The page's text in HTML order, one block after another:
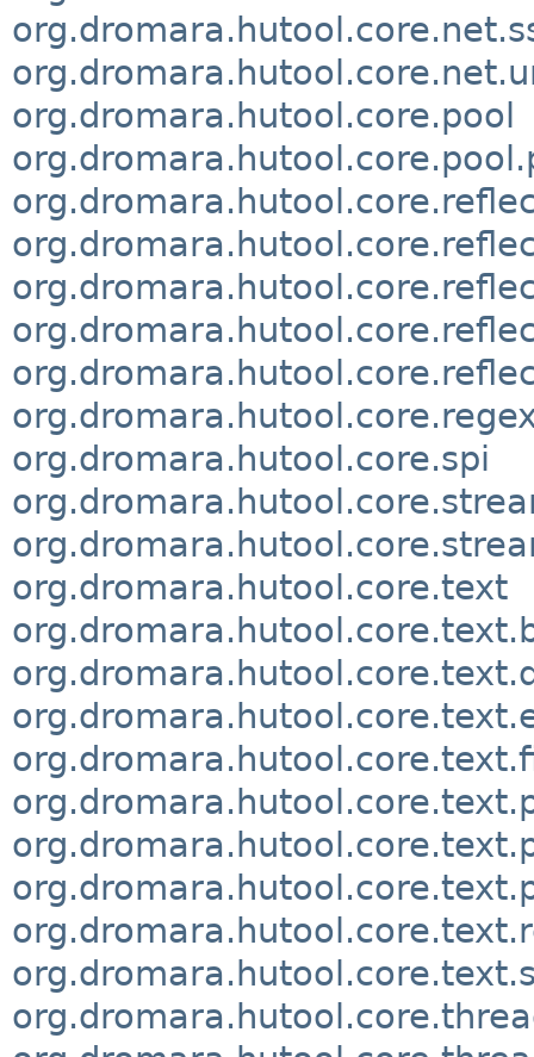
org.dromara.hutool.core.pool
org.dromara.hutool.core.spi
org.dromara.hutool.core.text